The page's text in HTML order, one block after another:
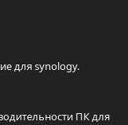
для synology.
ПК для